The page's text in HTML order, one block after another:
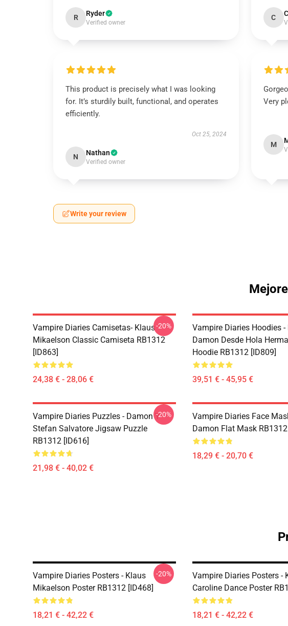
R Ryder
Verified owner
C
This product is precisely what I was looking
for. It’s sturdily built, functional, and operates
efficiently.
Oct 25, 2024
N Nathan
Verified owner
Very
M
Write your review
Vampire Diaries Camisetas- Klaus
Mikaelson Classic Camiseta RB1312
[ID863]
24,38 € - 28,06 €
-20%
Vampire Diaries Hoodies -
Damon Desde Hola
Hoodie RB1312 [ID809]
39,51 € - 45,95 €
Vampire Diaries Puzzles - Damon Y
Stefan Salvatore Jigsaw Puzzle
RB1312 [ID616]
21,98 € - 40,02 €
-20%
Vampire Diaries Face
Damon Flat Mask
18,29 € - 20,70 €
Vampire Diaries Posters - Klaus
Mikaelson Poster RB1312 [ID468]
18,21 € - 42,22 €
-20%
Vampire Diaries Posters -
Caroline Dance Poster
18,21 € - 42,22 €